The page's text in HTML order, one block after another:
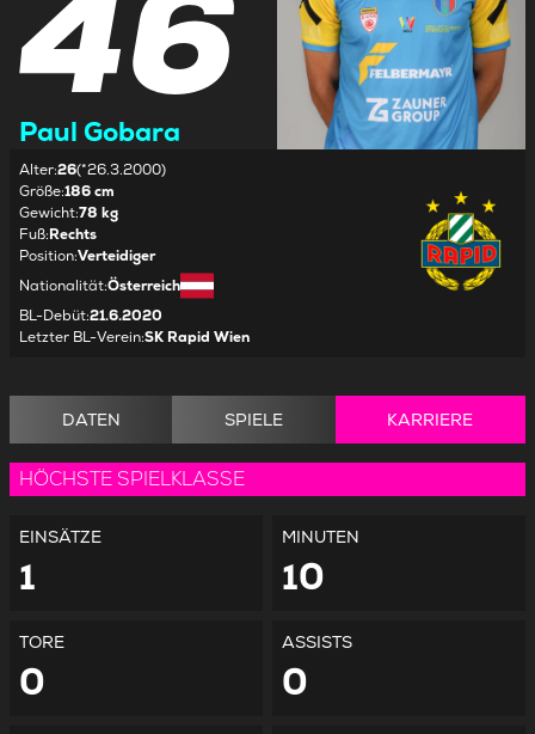
Paul Gobara
Alter:26(*26.3.2000)
Größe:186 cm
Gewicht:78 kg
Fuß:Rechts
Position:Verteidiger
Nationalität:Österreich
BL-Debüt:21.6.2020
Letzter BL-Verein:SK Rapid Wien
DATEN SPIELE KARRIERE
HÖCHSTE SPIELKLASSE
EINSÄTZE
1
MINUTEN
10
TORE
0
ASSISTS
0